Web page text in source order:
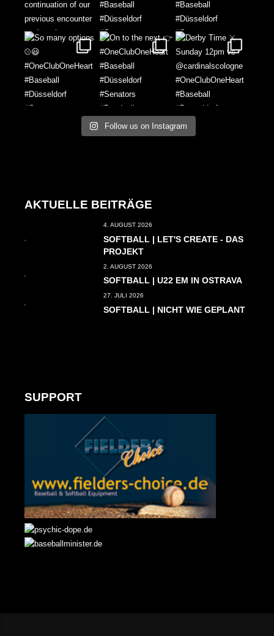
Follow us on Instagram
AKTUELLE BEITRÄGE
4. AUGUST 2026
SOFTBALL | LET'S CREATE - DAS
PROJEKT
2. AUGUST 2026
SOFTBALL | U22 EM IN OSTRAVA
27. JULI 2026
SOFTBALL | NICHT WIE GEPLANT
SUPPORT